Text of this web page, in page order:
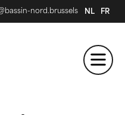
nord.brussels NL FR